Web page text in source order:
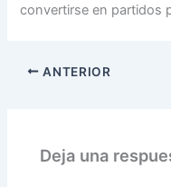
convertirse en partidos
ANTERIOR
Deja una